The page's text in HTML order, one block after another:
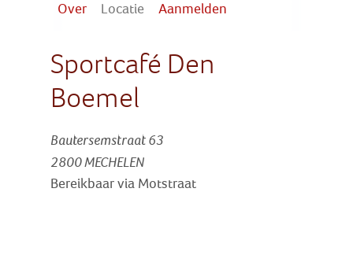
Over Locatie Aanmelden
Sportcafé Den
Boemel
Bautersemstraat 63
2800 MECHELEN
Bereikbaar via Motstraat